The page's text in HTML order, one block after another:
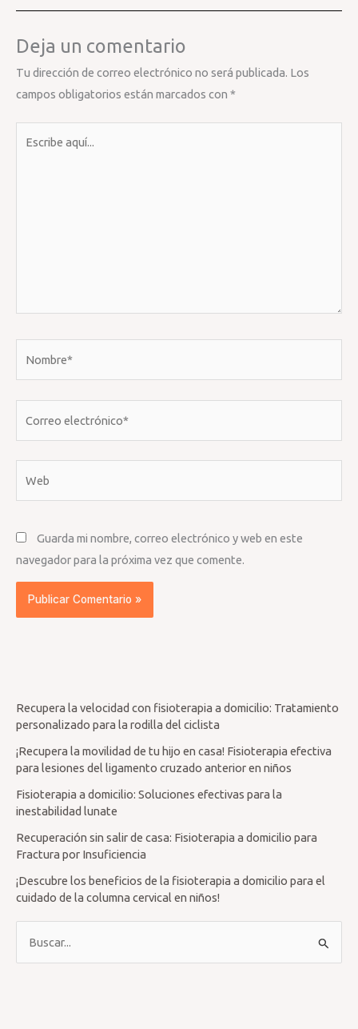
Deja un comentario
Tu dirección de correo electrónico no será publicada. Los
campos obligatorios están marcados con *
Guarda mi nombre, correo electrónico y web en este
navegador para la próxima vez que comente.
Recupera la velocidad con fisioterapia a domicilio: Tratamiento
personalizado para la rodilla del ciclista
¡Recupera la movilidad de tu hijo en casa! Fisioterapia efectiva
para lesiones del ligamento cruzado anterior en niños
Fisioterapia a domicilio: Soluciones efectivas para la
inestabilidad lunate
Recuperación sin salir de casa: Fisioterapia a domicilio para
Fractura por Insuficiencia
¡Descubre los beneficios de la fisioterapia a domicilio para el
cuidado de la columna cervical en niños!